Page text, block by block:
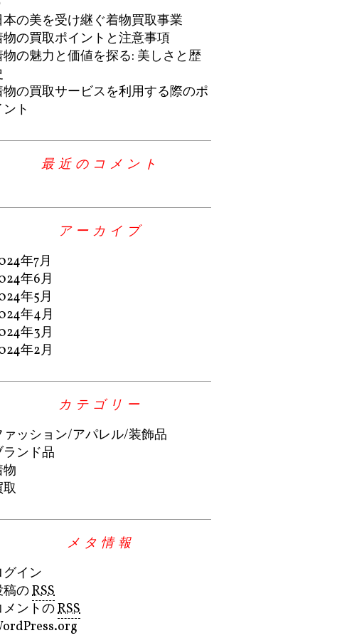
本の美を受け継ぐ着物買取事業
物の買取ポイントと注意事項
物の魅力と価値を探る: 美しさと歴
物の買取サービスを利用する際のポ
ント
最近のコメント
アーカイブ
年7月
年6月
年5月
年4月
年3月
年2月
カテゴリー
ァッション/アパレル/装飾品
ランド品
物
取
メタ情報
グイン
稿のRSS
メントのRSS